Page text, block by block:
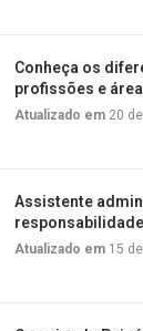
Conheça os
profissões e
Atualizado em 20
Assistente
Atualizado em 15